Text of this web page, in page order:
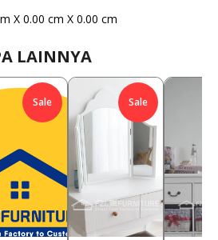
X 0.00 cm X 0.00 cm
LAINNYA
Sale Sale